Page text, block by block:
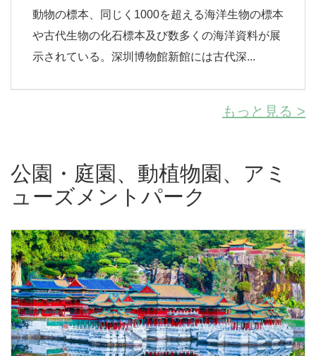
動物の標本、同じく1000を超える海洋生物の標本
や古代生物の化石標本及び数多くの海洋資料が展
示されている。深圳博物館新館には古代深...
もっと見る >
公園・庭園、動植物園、アミ
ューズメントパーク